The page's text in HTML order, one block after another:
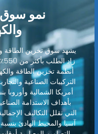
نمو سوق
يشهد سوق تخزين الطاقة
التركيبات الصناعية
بأهداف الاستدامة